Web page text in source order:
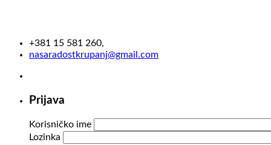
+381 15 581 260,
nasaradostkrupanj@gmail.com
Prijava
Korisničko ime
Lozinka